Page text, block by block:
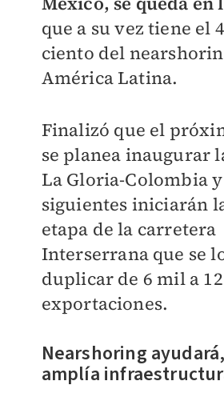
que a su vez tiene el
ciento del
América Latina.
Finalizó que el
se planea inaugurar
La Gloria-Colombia
siguientes iniciarán
etapa de la carretera
Interserrana que se
duplicar de 6 mil a
exportaciones.
Nearshoring
amplía